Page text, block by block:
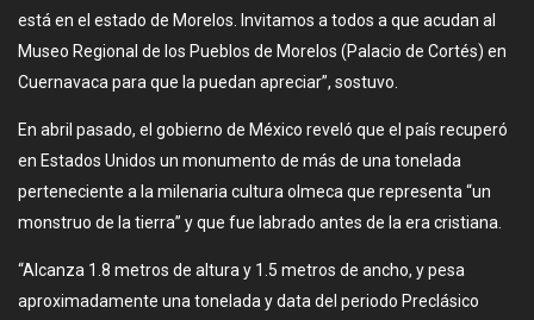
está en el estado de Morelos. Invitamos a todos a que acudan al
Museo Regional de los Pueblos de Morelos (Palacio de Cortés) en
Cuernavaca para que la puedan apreciar”, sostuvo.
En abril pasado, el gobierno de México reveló que el país recuperó
en Estados Unidos un monumento de más de una tonelada
perteneciente a la milenaria cultura olmeca que representa “un
monstruo de la tierra” y que fue labrado antes de la era cristiana.
“Alcanza 1.8 metros de altura y 1.5 metros de ancho, y pesa
aproximadamente una tonelada y data del periodo Preclásico